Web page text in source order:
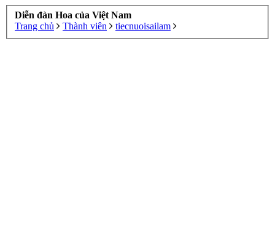
Diễn đàn Hoa của Việt Nam
Trang chủ
Thành viên tiecnuoisailam